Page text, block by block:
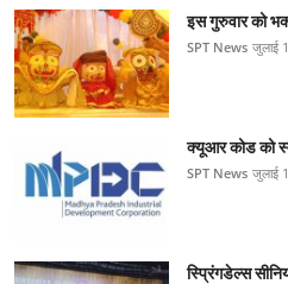
इस गुरुवार को
SPT News जुलाई
क्यूआर कोड को
SPT News जुलाई
स्प्रिंगडेल्स